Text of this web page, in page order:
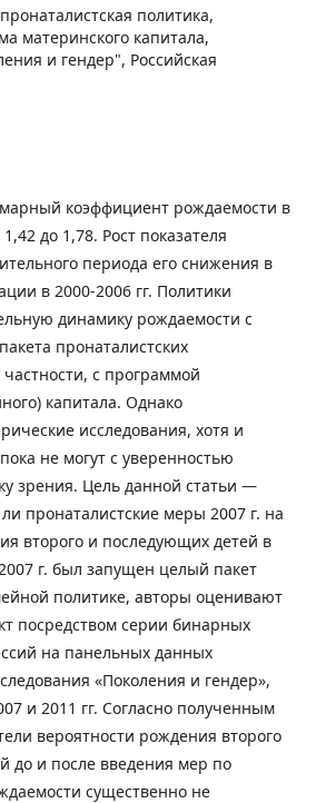
политика,
материнского капитала,
и гендер", Российская
коэффициент рождаемости в
до 1,78. Рост показателя
периода его снижения в
в 2000-2006 гг. Политики
динамику рождаемости с
пронаталистских
с программой
капитала. Однако
исследования, хотя и
не могут с уверенностью
зрения. Цель данной статьи —
пронаталистские меры 2007 г. на
второго и последующих детей в
г. был запущен целый пакет
политике, авторы оценивают
посредством серии бинарных
на панельных данных
«Поколения и гендер»,
и 2011 гг. Согласно полученным
вероятности рождения второго
до и после введения мер по
существенно не